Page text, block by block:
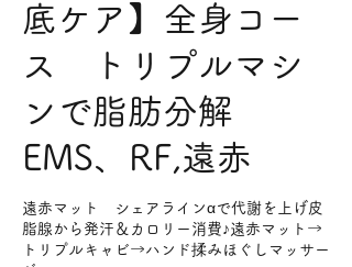
底ケア】全身コー
ス トリプルマシ
ンで脂肪分解
EMS、RF,遠赤
遠赤マット シェアラインαで代謝を上げ皮
脂腺から発汗＆カロリー消費♪遠赤マット→
トリプルキャビ→ハンド揉みほぐしマッサー